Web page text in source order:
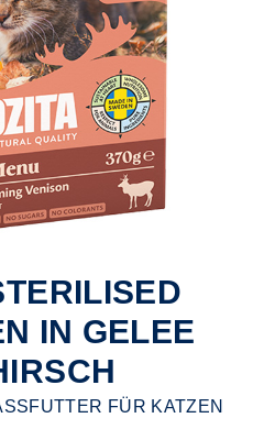
IN GELEE
FÜR KATZEN